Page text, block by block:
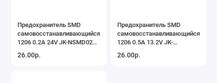
Предохранитель SMD
самовосстанавливающийся
1206 0.2A 24V JK-NSMD020
26.00р.
Предохранитель SMD
самовосстанавливающийся
1206 0.5A 13.2V JK-
26.00р.